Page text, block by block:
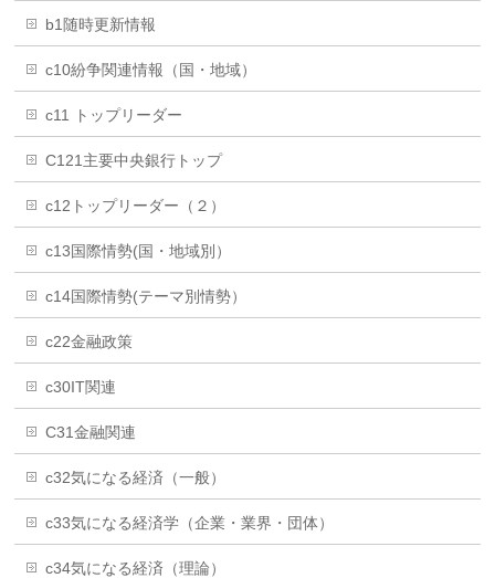
b1随時更新情報
c10紛争関連情報（国・地域）
c11 トップリーダー
C121主要中央銀行トップ
c12トップリーダー（２）
c13国際情勢(国・地域別）
c14国際情勢(テーマ別情勢）
c22金融政策
c30IT関連
C31金融関連
c32気になる経済（一般）
c33気になる経済学（企業・業界・団体）
c34気になる経済（理論）